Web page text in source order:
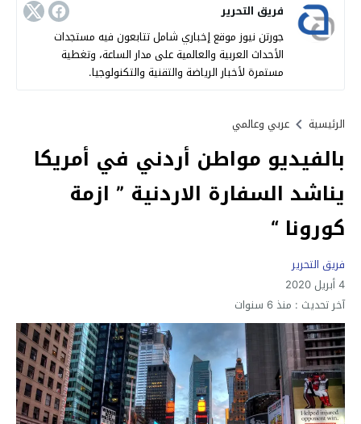
فريق التحرير
جورتن نيوز موقع إخباري شامل تتابعون فيه مستجدات
الأحداث العربية والعالمية على مدار الساعة، وتغطية
مستمرة لأخبار الرياضة والتقنية والتكنولوجيا.
الرئيسية عربي وعالمي
بالفيديو مواطن أردني في أمريكا
يناشد السفارة الاردنية ” ازمة
كورونا “
فريق التحرير
4 أبريل 2020
آخر تحديث : منذ 6 سنوات